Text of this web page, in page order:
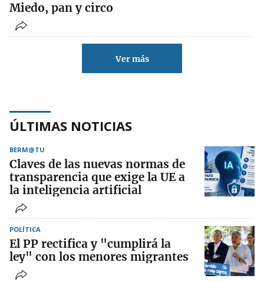
Miedo, pan y circo
Ver más
ÚLTIMAS NOTICIAS
BERM@TU
Claves de las nuevas normas de
transparencia que exige la UE a
la inteligencia artificial
POLÍTICA
El PP rectifica y "cumplirá la
ley" con los menores migrantes